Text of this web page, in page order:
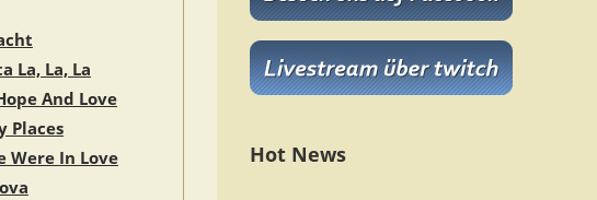
La, La, La
And Love
Places
Were In Love
Hot News